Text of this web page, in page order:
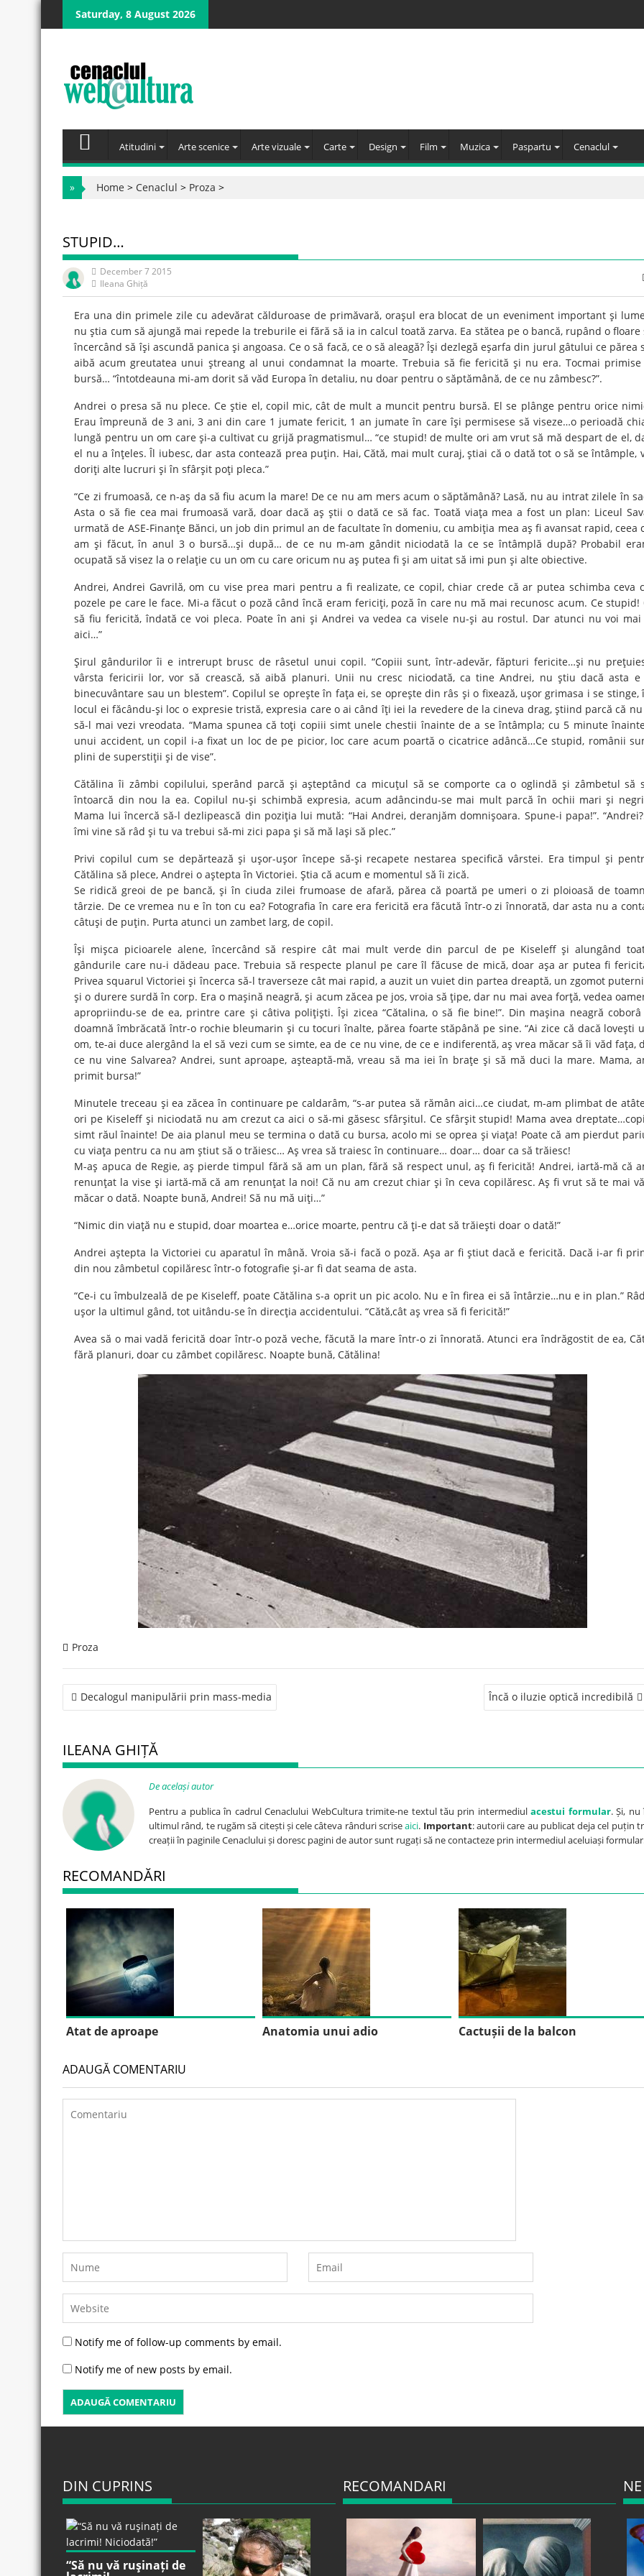
Skip
Saturday, 8 August 2026
Atitudini Arte scenice Arte vizuale Carte Design Film Muzica Paspartu Cenaclul
» Home > Cenaclul > Proza >
STUPID…
December 7 2015
Ileana Ghiță
Era una din primele zile cu adevărat călduroase de primăvară, oraşul era blocat de un eveniment important şi
nu ştia cum să ajungă mai repede la treburile ei fără să ia in calcul toată zarva. Ea stătea pe o bancă, rupând o floare
încercând să îşi ascundă panica şi angoasa. Ce o să facă, ce o să aleagă? Îşi dezlegă eşarfa din jurul gâtului ce părea
aibă acum greutatea unui ştreang al unui condamnat la moarte. Trebuia să fie fericită şi nu era. Tocmai primise
bursă… “întotdeauna mi-am dorit să văd Europa în detaliu, nu doar pentru o săptămână, de ce nu zâmbesc?”.
Andrei o presa să nu plece. Ce ştie el, copil mic, cât de mult a muncit pentru bursă. El se plânge pentru orice
Erau împreună de 3 ani, 3 ani din care 1 jumate fericit, 1 an jumate în care îşi permisese să viseze…o perioadă
lungă pentru un om care şi-a cultivat cu grijă pragmatismul… “ce stupid! de multe ori am vrut să mă despart de el,
el nu a înţeles. Îl iubesc, dar asta contează prea puţin. Hai, Cătă, mai mult curaj, ştiai că o dată tot o să se întâmple,
doriţi alte lucruri şi în sfârşit poţi pleca.”
“Ce zi frumoasă, ce n-aş da să fiu acum la mare! De ce nu am mers acum o săptămână? Lasă, nu au intrat zilele în
Asta o să fie cea mai frumoasă vară, doar dacă aş ştii o dată ce să fac. Toată viaţa mea a fost un plan: Liceul
urmată de ASE-Finanţe Bănci, un job din primul an de facultate în domeniu, cu ambiţia mea aş fi avansat rapid, ceea
am şi făcut, în anul 3 o bursă…şi după… de ce nu m-am gândit niciodată la ce se întâmplă după? Probabil
ocupată să visez la o relaţie cu un om cu care oricum nu aş putea fi şi am uitat să imi pun şi alte obiective.
Andrei, Andrei Gavrilă, om cu vise prea mari pentru a fi realizate, ce copil, chiar crede că ar putea schimba ceva
pozele pe care le face. Mi-a făcut o poză când încă eram fericiţi, poză în care nu mă mai recunosc acum. Ce stupid!
să fiu fericită, îndată ce voi pleca. Poate în ani şi Andrei va vedea ca visele nu-şi au rostul. Dar atunci nu voi mai
aici…”
Şirul gândurilor îi e intrerupt brusc de râsetul unui copil. “Copiii sunt, într-adevăr, făpturi fericite…şi nu
vârsta fericirii lor, vor să crească, să aibă planuri. Unii nu cresc niciodată, ca tine Andrei, nu ştiu dacă asta e
binecuvântare sau un blestem”. Copilul se opreşte în faţa ei, se opreşte din râs şi o fixează, uşor grimasa i se stinge,
locul ei făcându-şi loc o expresie tristă, expresia care o ai când îţi iei la revedere de la cineva drag, ştiind parcă că
să-l mai vezi vreodata. “Mama spunea că toţi copiii simt unele chestii înainte de a se întâmpla; cu 5 minute
unui accident, un copil i-a fixat un loc de pe picior, loc care acum poartă o cicatrice adâncă…Ce stupid, românii
plini de superstiţii şi de vise”.
Cătălina îi zâmbi copilului, sperând parcă şi aşteptând ca micuţul să se comporte ca o oglindă şi zâmbetul să
întoarcă din nou la ea. Copilul nu-şi schimbă expresia, acum adâncindu-se mai mult parcă în ochii mari şi
Mama lui încercă să-l dezlipească din poziţia lui mută: “Hai Andrei, deranjăm domnişoara. Spune-i papa!”.
îmi vine să râd şi tu va trebui să-mi zici papa şi să mă laşi să plec.”
Privi copilul cum se depărtează şi uşor-uşor începe să-şi recapete nestarea specifică vârstei. Era timpul şi
Cătălina să plece, Andrei o aştepta în Victoriei. Ştia că acum e momentul să îi zică.
Se ridică greoi de pe bancă, şi în ciuda zilei frumoase de afară, părea că poartă pe umeri o zi ploioasă de
târzie. De ce vremea nu e în ton cu ea? Fotografia în care era fericită era făcută într-o zi înnorată, dar asta nu a
câtuşi de puţin. Purta atunci un zambet larg, de copil.
Îşi mişca picioarele alene, încercând să respire cât mai mult verde din parcul de pe Kiseleff şi alungând
gândurile care nu-i dădeau pace. Trebuia să respecte planul pe care îl făcuse de mică, doar aşa ar putea fi
Privea squarul Victoriei şi încerca să-l traverseze cât mai rapid, a auzit un vuiet din partea dreaptă, un zgomot
şi o durere surdă în corp. Era o maşină neagră, şi acum zăcea pe jos, vroia să ţipe, dar nu mai avea forţă, vedea
apropriindu-se de ea, printre care şi câtiva poliţişti. Îşi zicea “Cătalina, o să fie bine!”. Din maşina neagră coborâ
doamnă îmbrăcată într-o rochie bleumarin şi cu tocuri înalte, părea foarte stăpână pe sine. “Ai zice că dacă loveşti
om, te-ai duce alergând la el să vezi cum se simte, ea de ce nu vine, de ce e indiferentă, aş vrea măcar să îi văd faţa,
ce nu vine Salvarea? Andrei, sunt aproape, aşteaptă-mă, vreau să ma iei în braţe şi să mă duci la mare. Mama,
primit bursa!”
Minutele treceau şi ea zăcea în continuare pe caldarâm, “s-ar putea să rămân aici…ce ciudat, m-am plimbat de
ori pe Kiseleff şi niciodată nu am crezut ca aici o să-mi găsesc sfârşitul. Ce sfârşit stupid! Mama avea
simt răul înainte! De aia planul meu se termina o dată cu bursa, acolo mi se oprea şi viaţa! Poate că am pierdut
cu viaţa pentru ca nu am ştiut să o trăiesc… Aş vrea să traiesc în continuare… doar… doar ca să trăiesc!
M-aş apuca de Regie, aş pierde timpul fără să am un plan, fără să respect unul, aş fi fericită! Andrei, iartă-mă că
renunţat la vise şi iartă-mă că am renunţat la noi! Că nu am crezut chiar şi în ceva copilăresc. Aş fi vrut să te mai
măcar o dată. Noapte bună, Andrei! Să nu mă uiţi…”
“Nimic din viaţă nu e stupid, doar moartea e…orice moarte, pentru că ţi-e dat să trăieşti doar o dată!”
Andrei aştepta la Victoriei cu aparatul în mână. Vroia să-i facă o poză. Aşa ar fi ştiut dacă e fericită. Dacă i-ar fi
din nou zâmbetul copilăresc într-o fotografie şi-ar fi dat seama de asta.
“Ce-i cu îmbulzeală de pe Kiseleff, poate Cătălina s-a oprit un pic acolo. Nu e în firea ei să întârzie…nu e in plan.”
uşor la ultimul gând, tot uitându-se în direcţia accidentului. “Cătă,cât aş vrea să fi fericită!”
Avea să o mai vadă fericită doar într-o poză veche, făcută la mare într-o zi înnorată. Atunci era îndrăgostit de ea,
fără planuri, doar cu zâmbet copilăresc. Noapte bună, Cătălina!
Proza
Post
navigation
Decalogul manipulării prin mass-media Încă o iluzie optică incredibilă
ILEANA GHIȚĂ
De același autor
Pentru a publica în cadrul Cenaclului WebCultura trimite-ne textul tău prin intermediulacestui formular. Și, nu
ultimul rând, te rugăm să citești și cele câteva rânduri scriseaici. Important: autorii care au publicat deja cel puțin
creații în paginile Cenaclului și doresc pagini de autor sunt rugați să ne contacteze prin intermediul aceluiași
RECOMANDĂRI
Atat de aproape Anatomia unui adio Cactușii de la balcon
ADAUGĂ COMENTARIU
Notify me of follow-up comments by email.
Notify me of new posts by email.
DIN CUPRINS
“Să nu vă ruşinați de
RECOMANDARI